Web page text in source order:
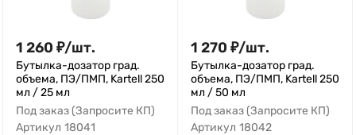
1 260 ₽/шт.
Бутылка-дозатор град.
объема, ПЭ/ПМП, Kartell 250
мл / 25 мл
Под заказ (Запросите КП)
Артикул 18041
1 270 ₽/шт.
Бутылка-дозатор град.
объема, ПЭ/ПМП, Kartell 250
мл / 50 мл
Под заказ (Запросите КП)
Артикул 18042